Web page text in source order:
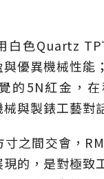
白色Quartz
優異機械性能
的5N紅金，
與製錶工藝對
寸之間交會，
的，是對極致